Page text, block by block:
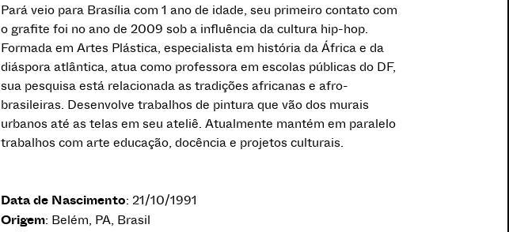
Pará veio para Brasília com 1 ano de idade, seu primeiro contato com
o grafite foi no ano de 2009 sob a influência da cultura hip-hop.
Formada em Artes Plástica, especialista em história da África e da
diáspora atlântica, atua como professora em escolas públicas do DF,
sua pesquisa está relacionada as tradições africanas e afro-
brasileiras. Desenvolve trabalhos de pintura que vão dos murais
urbanos até as telas em seu ateliê. Atualmente mantém em paralelo
trabalhos com arte educação, docência e projetos culturais.
Data de Nascimento: 21/10/1991
Origem: Belém, PA, Brasil